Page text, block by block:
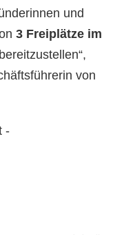
und
3 Freiplätze im
bereitzustellen“,
von
-